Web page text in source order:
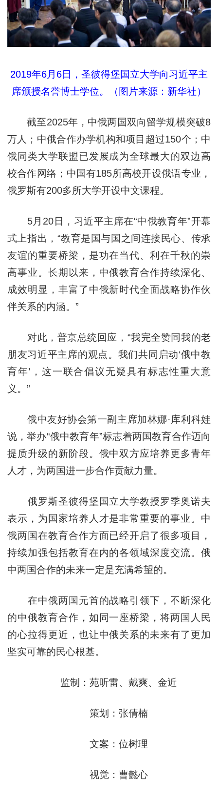
2019年6月6日，圣彼得堡国立大学向习近平主
席颁授名誉博士学位。（图片来源：新华社）
截至2025年，中俄两国双向留学规模突破8
万人；中俄合作办学机构和项目超过150个；中
俄同类大学联盟已发展成为全球最大的双边高
校合作网络；中国有185所高校开设俄语专业，
俄罗斯有200多所大学开设中文课程。
5月20日，习近平主席在“中俄教育年”开幕
式上指出，“教育是国与国之间连接民心、传承
友谊的重要桥梁，是功在当代、利在千秋的崇
高事业。长期以来，中俄教育合作持续深化、
成效明显，丰富了中俄新时代全面战略协作伙
伴关系的内涵。”
对此，普京总统回应，“我完全赞同我的老
朋友习近平主席的观点。我们共同启动‘俄中教
育年’，这一联合倡议无疑具有标志性重大意
义。”
俄中友好协会第一副主席加林娜·库利科娃
说，举办“俄中教育年”标志着两国教育合作迈向
提质升级的新阶段。俄中双方应培养更多青年
人才，为两国进一步合作贡献力量。
俄罗斯圣彼得堡国立大学教授罗季奥诺夫
表示，为国家培养人才是非常重要的事业。中
俄两国在教育合作方面已经开启了很多项目，
持续加强包括教育在内的各领域深度交流。俄
中两国合作的未来一定是充满希望的。
在中俄两国元首的战略引领下，不断深化
的中俄教育合作，如同一座桥梁，将两国人民
的心拉得更近，也让中俄关系的未来有了更加
坚实可靠的民心根基。
监制：苑听雷、戴爽、金近
策划：张倩楠
文案：位树理
视觉：曹懿心